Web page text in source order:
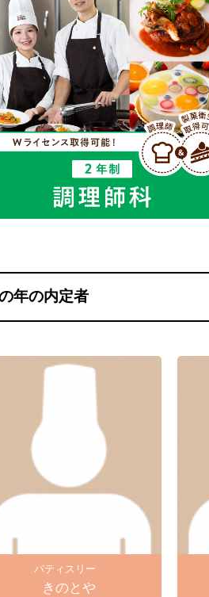
年の内定者
パティスリー
きのとや